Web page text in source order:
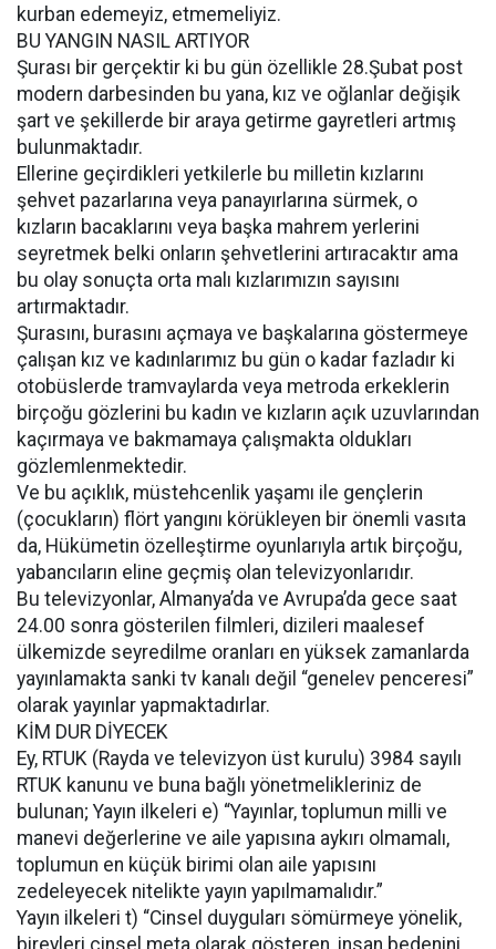
kurban edemeyiz, etmemeliyiz.
BU YANGIN NASIL ARTIYOR
Şurası bir gerçektir ki bu gün özellikle 28.Şubat post
modern darbesinden bu yana, kız ve oğlanlar değişik
şart ve şekillerde bir araya getirme gayretleri artmış
bulunmaktadır.
Ellerine geçirdikleri yetkilerle bu milletin kızlarını
şehvet pazarlarına veya panayırlarına sürmek, o
kızların bacaklarını veya başka mahrem yerlerini
seyretmek belki onların şehvetlerini artıracaktır ama
bu olay sonuçta orta malı kızlarımızın sayısını
artırmaktadır.
Şurasını, burasını açmaya ve başkalarına göstermeye
çalışan kız ve kadınlarımız bu gün o kadar fazladır ki
otobüslerde tramvaylarda veya metroda erkeklerin
birçoğu gözlerini bu kadın ve kızların açık uzuvlarından
kaçırmaya ve bakmamaya çalışmakta oldukları
gözlemlenmektedir.
Ve bu açıklık, müstehcenlik yaşamı ile gençlerin
(çocukların) flört yangını körükleyen bir önemli vasıta
da, Hükümetin özelleştirme oyunlarıyla artık birçoğu,
yabancıların eline geçmiş olan televizyonlarıdır.
Bu televizyonlar, Almanya’da ve Avrupa’da gece saat
24.00 sonra gösterilen filmleri, dizileri maalesef
ülkemizde seyredilme oranları en yüksek zamanlarda
yayınlamakta sanki tv kanalı değil “genelev penceresi”
olarak yayınlar yapmaktadırlar.
KİM DUR DİYECEK
Ey, RTUK (Rayda ve televizyon üst kurulu) 3984 sayılı
RTUK kanunu ve buna bağlı yönetmelikleriniz de
bulunan; Yayın ilkeleri e) “Yayınlar, toplumun milli ve
manevi değerlerine ve aile yapısına aykırı olmamalı,
toplumun en küçük birimi olan aile yapısını
zedeleyecek nitelikte yayın yapılmamalıdır.”
Yayın ilkeleri t) “Cinsel duyguları sömürmeye yönelik,
bireyleri cinsel meta olarak gösteren, insan bedenini